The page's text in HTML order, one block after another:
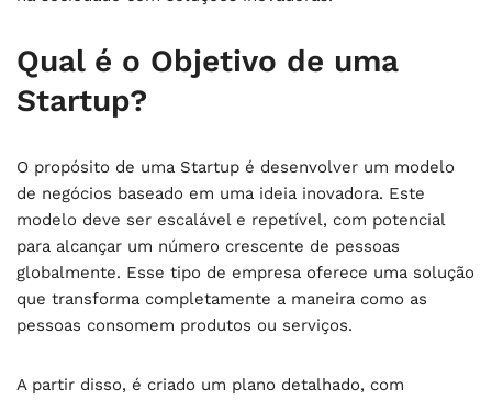
Qual é o Objetivo de uma
Startup?
O propósito de uma Startup é desenvolver um modelo
de negócios baseado em uma ideia inovadora. Este
modelo deve ser escalável e repetível, com potencial
para alcançar um número crescente de pessoas
globalmente. Esse tipo de empresa oferece uma solução
que transforma completamente a maneira como as
pessoas consomem produtos ou serviços.
A partir disso, é criado um plano detalhado, com